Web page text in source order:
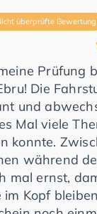
überprüfte Bewertung
Prüfung
Die
und
Mal viele
konnte.
während
mal ernst,
Kopf